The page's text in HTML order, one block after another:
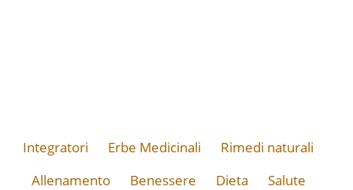
Integratori Erbe Medicinali
Rimedi naturali
Allenamento
Benessere Dieta
Salute